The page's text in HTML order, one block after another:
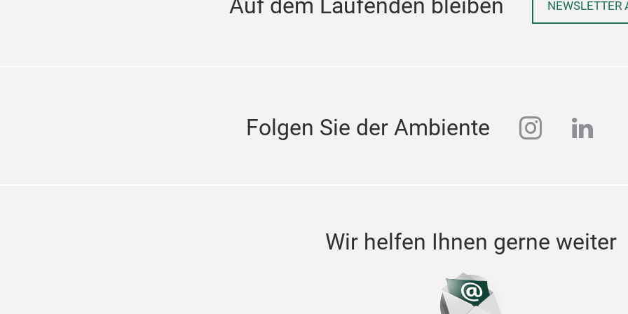
Auf dem Laufenden bleiben NEWSLETTER
Folgen Sie der Ambiente
Wir helfen Ihnen gerne weiter